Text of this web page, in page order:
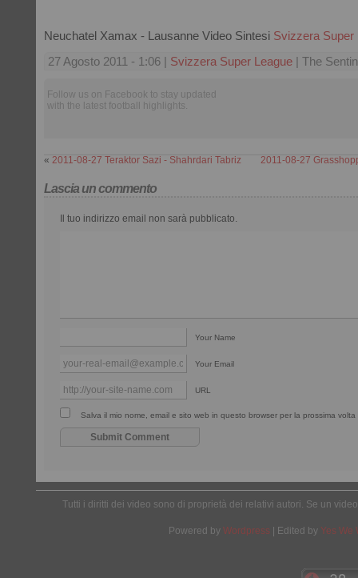
Neuchatel Xamax - Lausanne Video Sintesi Svizzera Super
27 Agosto 2011 - 1:06 | Svizzera Super League | The
Follow us on Facebook to stay updated
with the latest football highlights.
« 2011-08-27 Teraktor Sazi - Shahrdari Tabriz 2011-08-27
Lascia un commento
Il tuo indirizzo email non sarà pubblicato.
Your Name
Your Email
URL
Salva il mio nome, email e sito web in questo browser per la prossima
Tutti i diritti dei video sono di proprietà dei relativi autori. Se un
Powered by Wordpress | Edited by Yes We